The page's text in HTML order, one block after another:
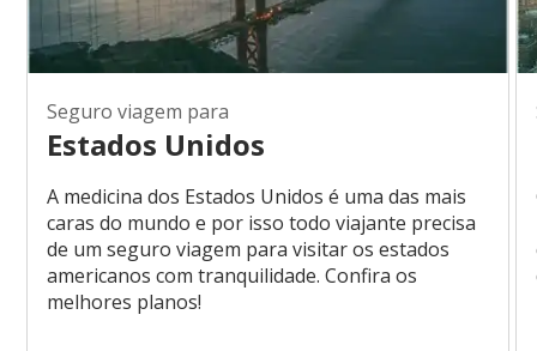
Seguro viagem para
Estados Unidos
A medicina dos Estados Unidos é uma das mais
caras do mundo e por isso todo viajante precisa
de um seguro viagem para visitar os estados
americanos com tranquilidade. Confira os
melhores planos!